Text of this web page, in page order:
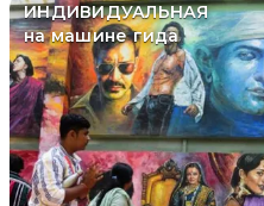
ИНДИВИДУАЛЬНАЯ
на машине гида